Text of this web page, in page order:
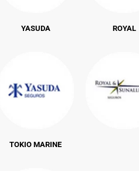
YASUDA
TOKIO MARINE
ROYAL